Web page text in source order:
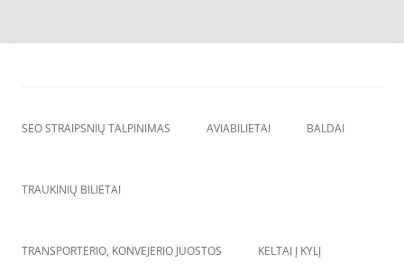
Skip
SEO STRAIPSNIŲ TALPINIMAS AVIABILIETAI BALDAI
TRAUKINIŲ BILIETAI
TRANSPORTERIO, KONVEJERIO JUOSTOS KELTAI Į KYLĮ